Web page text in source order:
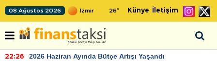
08 Ağustos 2026 26° Künye İletişim
22:26 2026 Haziran Ayında Bütçe Artışı Yaşandı